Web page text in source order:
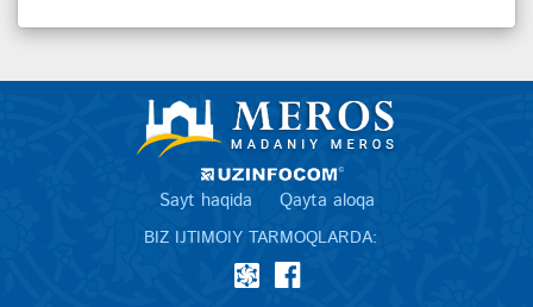
Sayt haqida Qayta aloqa
BIZ IJTIMOIY TARMOQLARDA: